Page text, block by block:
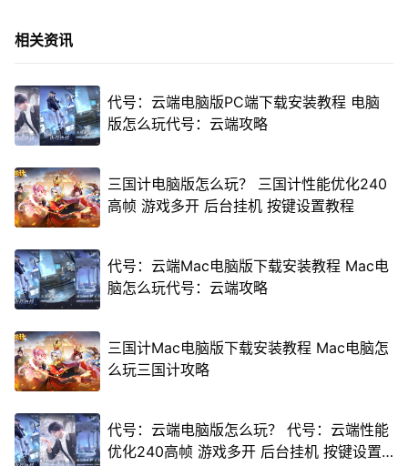
相关资讯
代号：云端电脑版PC端下载安装教程 电脑
版怎么玩代号：云端攻略
三国计电脑版怎么玩？ 三国计性能优化240
高帧 游戏多开 后台挂机 按键设置教程
代号：云端Mac电脑版下载安装教程 Mac电
脑怎么玩代号：云端攻略
三国计Mac电脑版下载安装教程 Mac电脑怎
么玩三国计攻略
代号：云端电脑版怎么玩？ 代号：云端性能
优化240高帧 游戏多开 后台挂机 按键设置